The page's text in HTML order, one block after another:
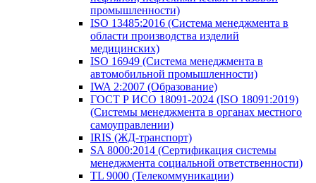
промышленности)
ISO 13485:2016 (Система менеджмента в
области производства изделий
медицинских)
ISO 16949 (Система менеджмента в
автомобильной промышленности)
IWA 2:2007 (Образование)
ГОСТ Р ИСО 18091-2024 (ISO 18091:2019)
(Системы менеджмента в органах местного
самоуправлении)
IRIS (ЖД-транспорт)
SA 8000:2014 (Сертификация системы
менеджмента социальной ответственности)
TL 9000 (Телекоммуникации)